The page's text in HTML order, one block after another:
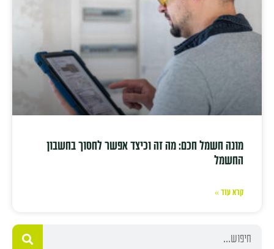
מונה חשמל חכם: מה זה וכיצד אפשר לחסוך בחשבון
החשמל
קרא עוד »